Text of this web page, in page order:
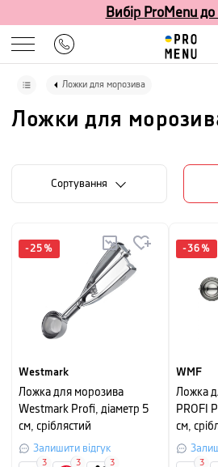
Вибір ProMenu
Ложки для морозива
Ложки для
Сортування
-25 %
Westmark
Ложка для морозива
Westmark Profi, діаметр 5
см, сріблястий
Залишити відгук
3 3 3
-36 %
WMF
Ложка
PROFI
см,
3